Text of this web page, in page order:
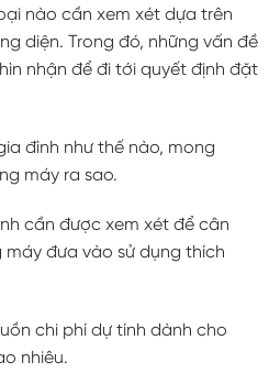
nào cần xem xét dựa trên
diện. Trong đó, những vấn đề
nhận để đi tới quyết định đặt
đình như thế nào, mong
máy ra sao.
cần được xem xét để cân
đưa vào sử dụng thích
chi phí dự tính dành cho
nhiêu.